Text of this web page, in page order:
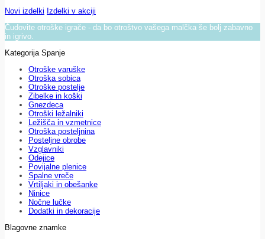
Novi izdelki Izdelki v akciji
Čudovite otroške igrače - da bo otroštvo vašega malčka še bolj zabavno
in igrivo.
Kategorija Spanje
Otroške varuške
Otroška sobica
Otroške postelje
Zibelke in koški
Gnezdeca
Otroški ležalniki
Ležišča in vzmetnice
Otroška posteljnina
Posteljne obrobe
Vzglavniki
Odejice
Povijalne plenice
Spalne vreče
Vrtiljaki in obešanke
Ninice
Nočne lučke
Dodatki in dekoracije
Blagovne znamke